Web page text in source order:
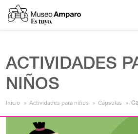
ACTIVIDADES
NIÑOS
Inicio Actividades para niños Cápsulas